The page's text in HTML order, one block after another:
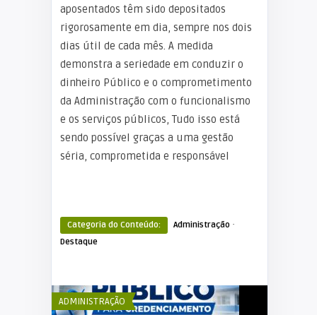
aposentados têm sido depositados
rigorosamente em dia, sempre nos dois
dias útil de cada mês. A medida
demonstra a seriedade em conduzir o
dinheiro Público e o comprometimento
da Administração com o funcionalismo
e os serviços públicos, Tudo isso está
sendo possível graças a uma gestão
séria, comprometida e responsável
Categoria do Conteúdo: Administração ·
Destaque
ADMINISTRAÇÃO